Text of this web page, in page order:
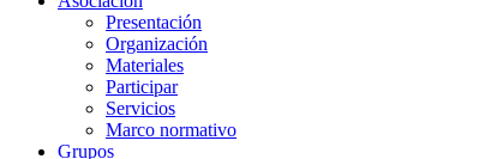
Presentación
Organización
Materiales
Participar
Servicios
Marco normativo
Grupos